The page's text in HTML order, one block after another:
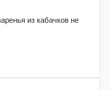
из кабачков не